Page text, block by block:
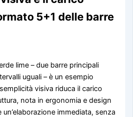
5+1 delle barre
lime – due barre principali
uguali – è un esempio
visiva riduca il carico
nota in ergonomia e design
un’elaborazione immediata, senza